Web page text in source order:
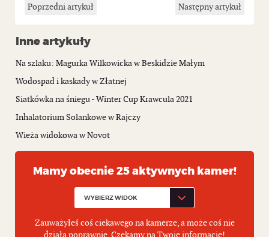
Poprzedni artykuł Następny artykuł
Inne artykuły
Na szlaku: Magurka Wilkowicka w Beskidzie Małym
Wodospad i kaskady w Złatnej
Siatkówka na śniegu - Winter Cup Krawcula 2021
Inhalatorium Solankowe w Rajczy
Wieża widokowa w Novot
Mamy obecnie 25 aktywnych kamer!
Zauważyłeś coś ciekawego na kamerze, a może coś nie
działa poprawnie. Czekamy na Twoje informacje!